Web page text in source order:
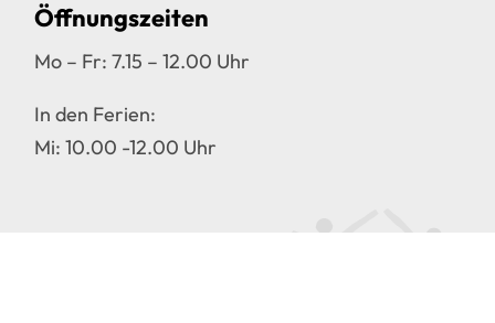
Öffnungszeiten
Mo – Fr: 7.15 – 12.00 Uhr
In den Ferien:
Mi: 10.00 -12.00 Uhr